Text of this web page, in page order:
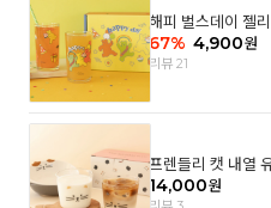
해피 벌스데이 젤
67% 4,900원
리뷰 21
프렌들리 캣 내열
14,000원